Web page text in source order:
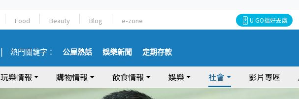
Food Beauty Blog e-zone U GO搵好去處
熱門關鍵字： 公屋熱話 娛樂新聞 定期存款
玩樂情報 購物情報 飲食情報 娛樂 社會 影片專區